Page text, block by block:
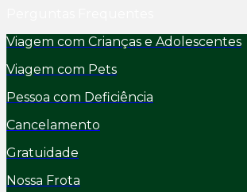
Viagem com Crianças e Adolescentes
Viagem com Pets
Pessoa com Deficiência
Cancelamento
Gratuidade
Nossa Frota